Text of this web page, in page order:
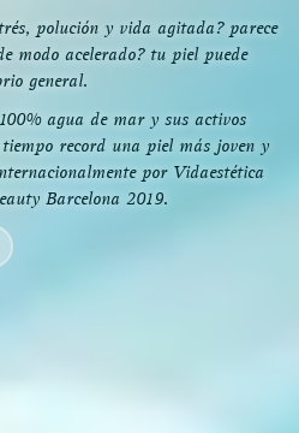
polución y vida agitada? parece
modo acelerado? tu piel puede
general.
agua de mar y sus activos
tiempo record una piel más joven y
por Vidaestética
Barcelona 2019.